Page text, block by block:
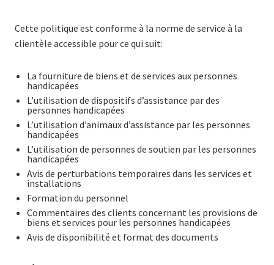
Cette politique est conforme à la norme de service à la
clientèle accessible pour ce qui suit:
La fourniture de biens et de services aux personnes
handicapées
L’utilisation de dispositifs d’assistance par des
personnes handicapées
L’utilisation d’animaux d’assistance par les personnes
handicapées
L’utilisation de personnes de soutien par les personnes
handicapées
Avis de perturbations temporaires dans les services et
installations
Formation du personnel
Commentaires des clients concernant les provisions de
biens et services pour les personnes handicapées
Avis de disponibilité et format des documents